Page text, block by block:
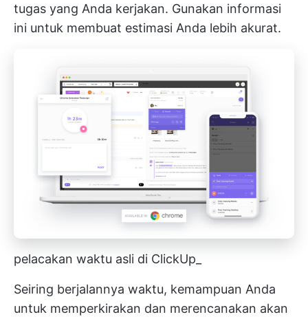
tugas yang Anda kerjakan. Gunakan informasi
ini untuk membuat estimasi Anda lebih akurat.
pelacakan waktu asli di ClickUp_
Seiring berjalannya waktu, kemampuan Anda
untuk memperkirakan dan merencanakan akan